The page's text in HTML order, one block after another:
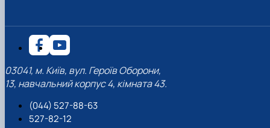
03041, м. Київ, вул. Героїв Оборони,
13, навчальний корпус 4, кімната 43.
(044) 527-88-63
527-82-12